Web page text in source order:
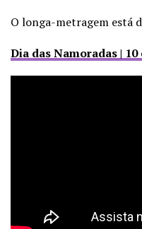
O longa-metragem está
Dia das Namoradas |